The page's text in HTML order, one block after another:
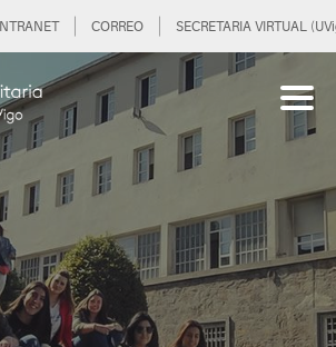
INTRANET CORREO SECRETARIA VIRTUAL